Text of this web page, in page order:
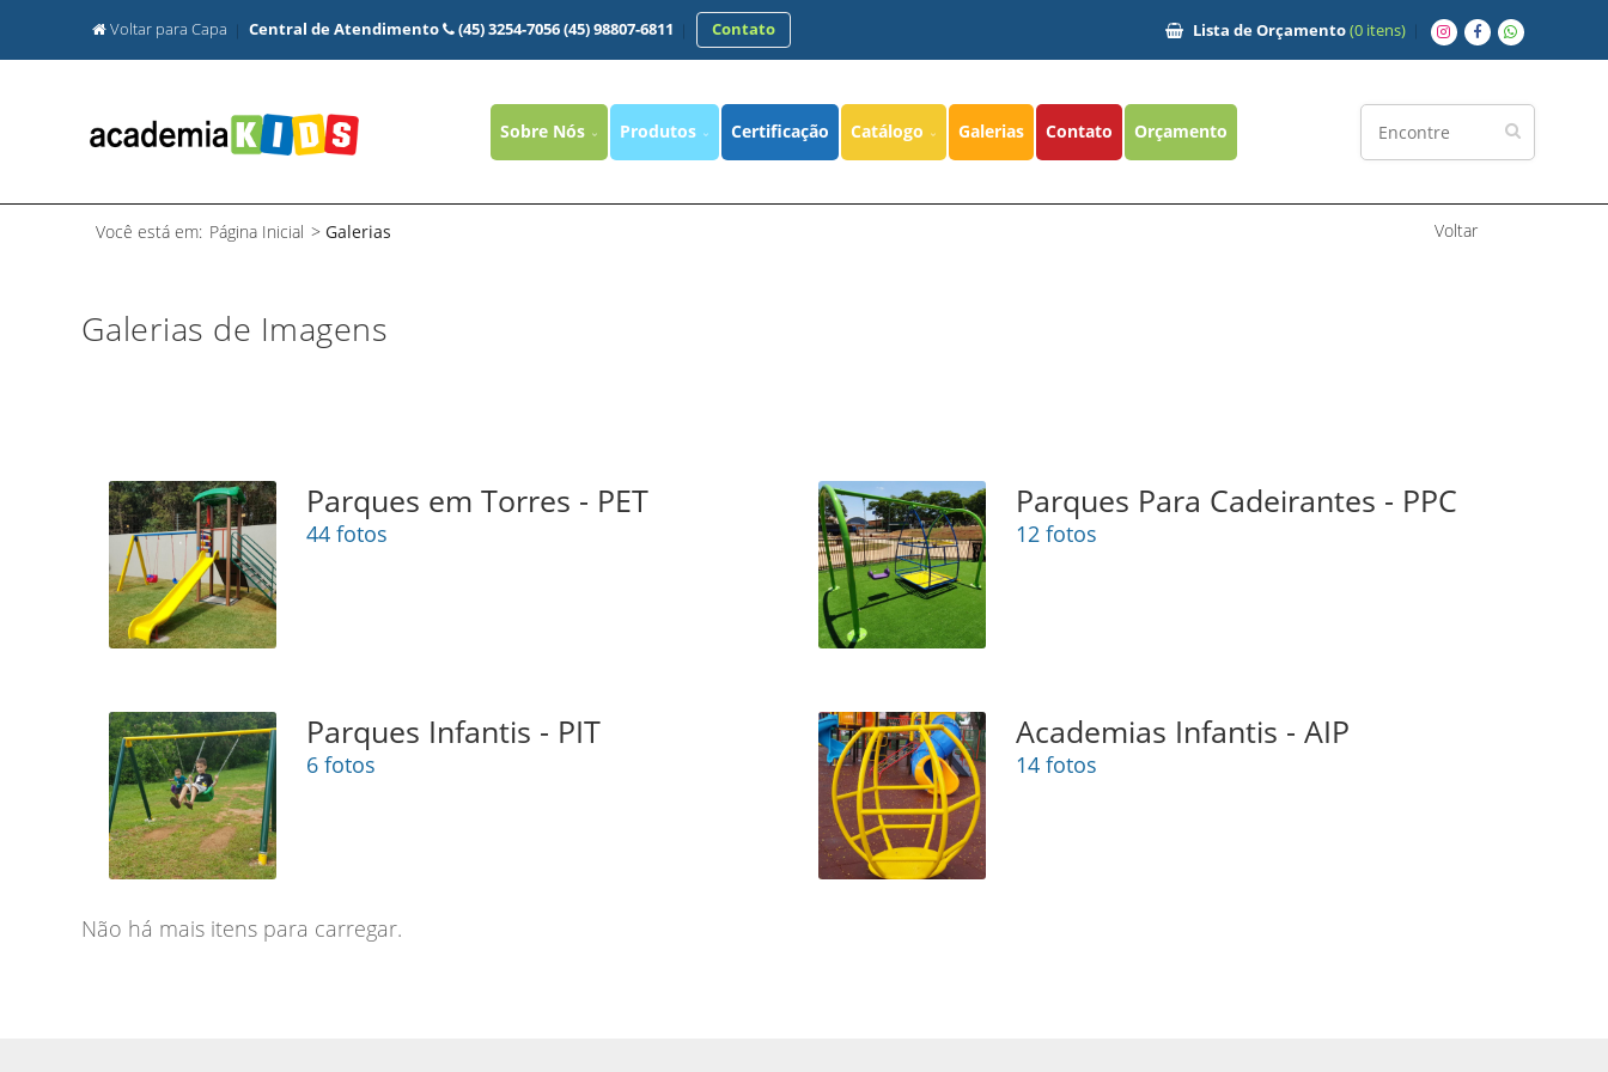
Voltar para Capa Central de Atendimento (45) 3254-7056 (45) 98807-6811 Contato Lista deOrçamento(0 itens)
Sobre Nós Produtos Certificação Catálogo Galerias Contato Orçamento
Você está em: Página Inicial > Galerias Voltar
Galerias de Imagens
Parques em Torres - PET
44 fotos
Parques Para Cadeirantes - PPC
12 fotos
Parques Infantis - PIT
6 fotos
Academias Infantis - AIP
14 fotos
Não há mais itens para carregar.